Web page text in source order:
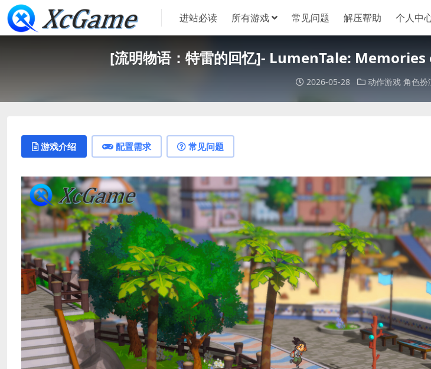
进站必读 所有游戏 常见问题 解压帮助 个人中
[流明物语：特雷的回忆]- LumenTale:
2026-05-28 动作游戏 角色扮
游戏介绍 配置需求 常见问题